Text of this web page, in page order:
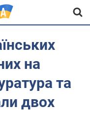
на
та
двох